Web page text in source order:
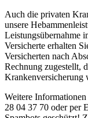
Auch die privaten
unsere
Leistungsübernahme
Versicherte erhalten
Versicherten nach
Rechnung zugestellt,
Krankenversicherung
Weitere
28 04 37 70 oder per